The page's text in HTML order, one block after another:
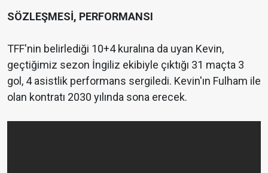
SÖZLEŞMESİ, PERFORMANSI
TFF'nin belirlediği 10+4 kuralına da uyan Kevin,
geçtiğimiz sezon İngiliz ekibiyle çıktığı 31 maçta 3
gol, 4 asistlik performans sergiledi. Kevin'ın Fulham ile
olan kontratı 2030 yılında sona erecek.